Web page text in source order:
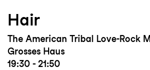
Hair
The American Tribal Love-Rock
Grosses Haus
19:30 - 21:50